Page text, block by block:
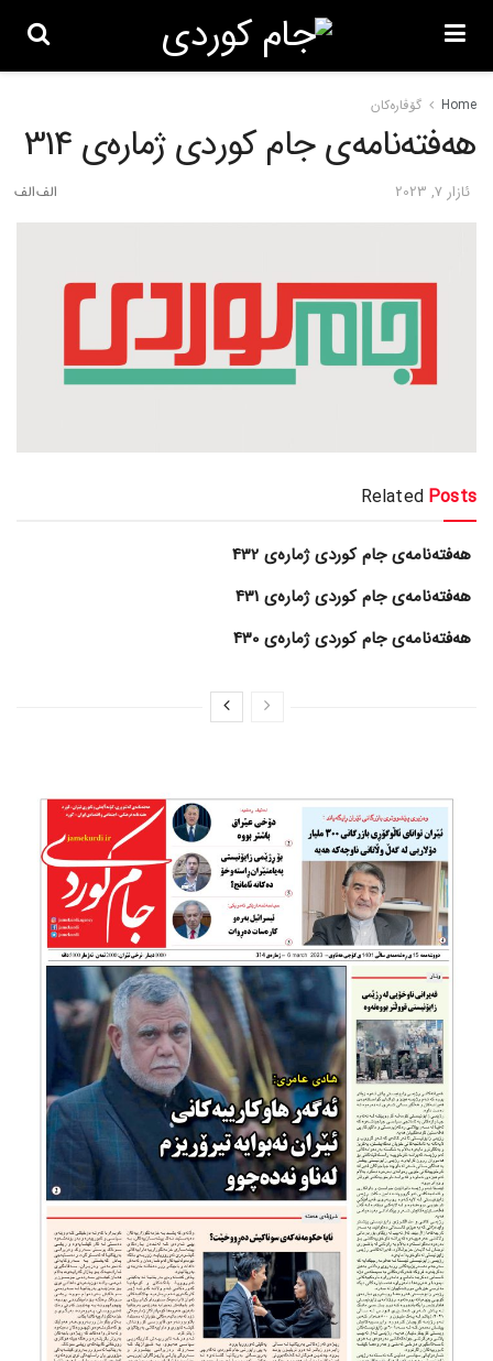
Home گۆڤاره‌کان
هەفتەنامەی جام کوردی ژمارەی 314
ئازار 7, 2023
Related Posts
هەفتەنامەی جام کوردی ژمارەی 432
هەفتەنامەی جام کوردی ژمارەی 431
هەفتەنامەی جام کوردی ژمارەی 430